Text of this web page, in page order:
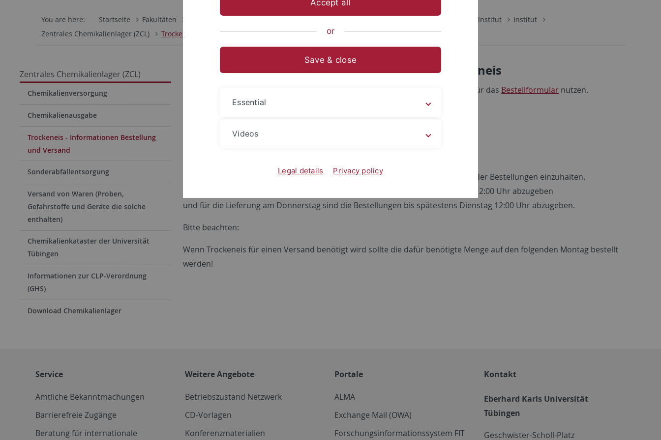
You are here: Startseite Fakultäten Chemisches Zentralinstitut
Institut
Zentrales Chemikalienlager (ZCL)
Trockeneis - Informationen Bestellung und Versand
Zentrales Chemikalienlager (ZCL)
Chemikalienversorgung
Chemikalienausgabe
Trockeneis - Informationen Bestellung
und Versand
Sonderabfallentsorgung
Versand von Waren (Proben,
Gefahrstoffe und Geräte die solche
enthalten)
Chemikalienkataster der Universität
Tübingen
Informationen zur CLP-Verordnung
(GHS)
Download Chemikalienlager
Wichtige Informationen zur Bestellung von Trockeneis
Bestellungen von Trockeneis bitte über die Chemikalienversorgung tätigen. Dafür das Bestellformular nutzen.
Es können folgende Formen bestellt werden:
Um die gewünschte Menge Trockeneis zu erhalten sind folgende Abgabezeiten der Bestellungen einzuhalten.
Für die Lieferung am Montag sind die Bestellungen bis spätestens Donnerstag 12:00 Uhr abzugeben
und für die Lieferung am Donnerstag sind die Bestellungen bis spätestens Dienstag 12:00 Uhr abzugeben.
Bitte beachten:
Wenn Trockeneis für einen Versand benötigt wird sollte die dafür benötigte Menge auf den folgenden Montag bestellt
werden!
Service
Amtliche Bekanntmachungen
Barrierefreie Zugänge
Beratung für internationale
Weitere Angebote
Betriebszustand Netzwerk
CD-Vorlagen
Konferenzmaterialien
Portale
ALMA
Exchange Mail (OWA)
Forschungsinformationssystem FIT
Kontakt
Eberhard Karls Universität
Tübingen
Geschwister-Scholl-Platz
Accept all
or
Save & close
Essential
Videos
Legal details Privacy policy